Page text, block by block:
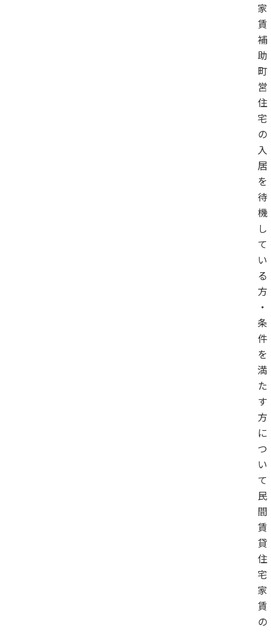
家
賃
補
助
町
営
住
宅
の
入
居
を
待
機
し
て
い
る
方
・
条
件
を
満
た
す
方
に
つ
い
て
民
間
賃
貸
住
宅
家
賃
の